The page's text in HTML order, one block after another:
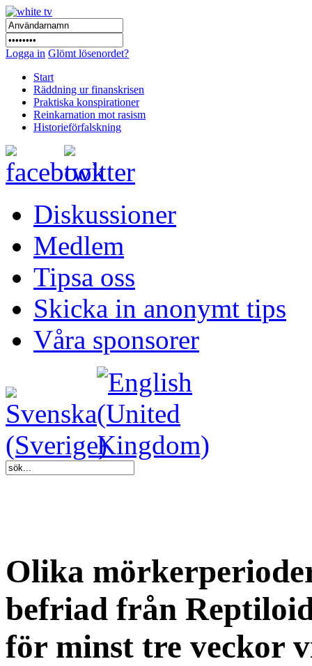
Logga in Glömt lösenordet?
Start
Räddning ur finanskrisen
Praktiska konspirationer
Reinkarnation mot rasism
Historieförfalskning
Diskussioner
Medlem
Tipsa oss
Skicka in anonymt tips
Våra sponsorer
Olika
befriad från
för minst tre veckor